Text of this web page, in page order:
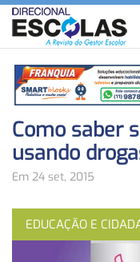
Como saber
usando
Em 24 set, 2015
EDUCAÇÃO E